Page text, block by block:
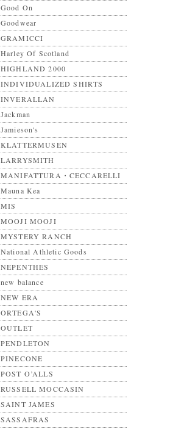
Good On
Goodwear
GRAMICCI
Harley Of Scotland
HIGHLAND 2000
INDIVIDUALIZED SHIRTS
INVERALLAN
Jackman
Jamieson's
KLATTERMUSEN
LARRYSMITH
MANIFATTURA・CECCARELLI
Mauna Kea
MIS
MOOJI MOOJI
MYSTERY RANCH
National Athletic Goods
NEPENTHES
new balance
NEW ERA
ORTEGA'S
OUTLET
PENDLETON
PINECONE
POST O’ALLS
RUSSELL MOCCASIN
SAINT JAMES
SASSAFRAS